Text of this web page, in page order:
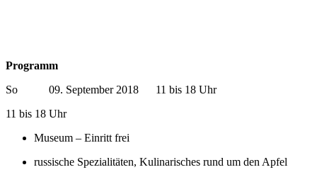
Programm
So 09. September 2018 11 bis 18 Uhr
11 bis 18 Uhr
Museum – Einritt frei
russische Spezialitäten, Kulinarisches rund um den Apfel